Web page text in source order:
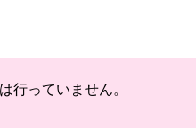
行っていません。